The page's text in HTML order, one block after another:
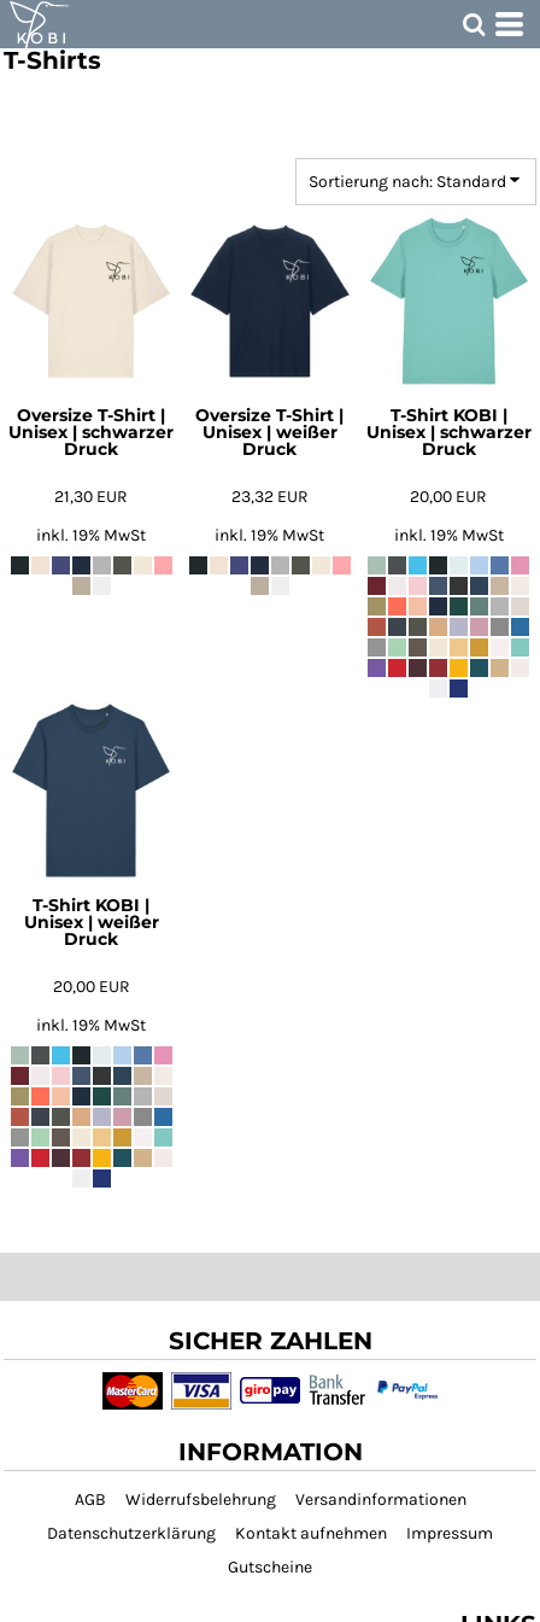
T-Shirts
Sortierung nach: Standard
Oversize T-Shirt |
Unisex | schwarzer
Druck
21,30 EUR
inkl. 19% MwSt
Oversize T-Shirt |
Unisex | weißer
Druck
23,32 EUR
inkl. 19% MwSt
T-Shirt KOBI |
Unisex | schwarzer
Druck
20,00 EUR
inkl. 19% MwSt
T-Shirt KOBI |
Unisex | weißer
Druck
20,00 EUR
inkl. 19% MwSt
SICHER ZAHLEN
INFORMATION
AGB Widerrufsbelehrung
Versandinformationen
Datenschutzerklärung
Kontakt aufnehmen
Impressum
Gutscheine
Standard
Preis: niedrigster zuerst